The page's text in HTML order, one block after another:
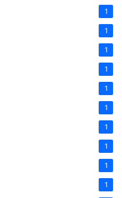
1
1
1
1
1
1
1
1
1
1